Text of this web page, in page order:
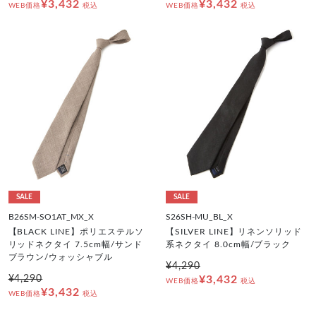
WEB価格¥3,432 税込 WEB価格¥3,432 税込
SALE
B26SM-SO1AT_MX_X
【BLACK LINE】ポリエステルソ
リッドネクタイ 7.5cm幅/サンド
ブラウン/ウォッシャブル
¥4,290
WEB価格¥3,432 税込
SALE
S26SH-MU_BL_X
【SILVER LINE】リネンソリッド
系ネクタイ 8.0cm幅/ブラック
¥4,290
WEB価格¥3,432 税込